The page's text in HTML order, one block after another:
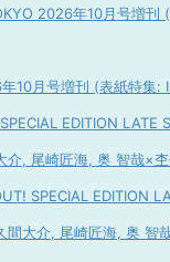
2026年10月号増刊
10月号増刊 (表紙特集
EDITION LATE
介, 尾崎匠海, 奥 智哉×
SPECIAL EDITION
間大介, 尾崎匠海, 奥 智